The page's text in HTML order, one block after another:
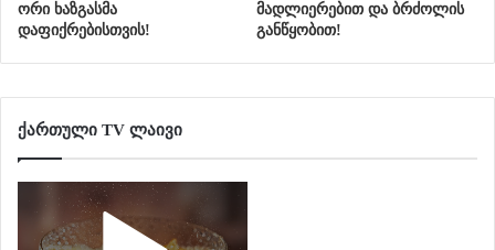
ორი ხაზგასმა
დაფიქრებისთვის!
მადლიერებით და ბრძოლის
განწყობით!
ქართული TV ლაივი